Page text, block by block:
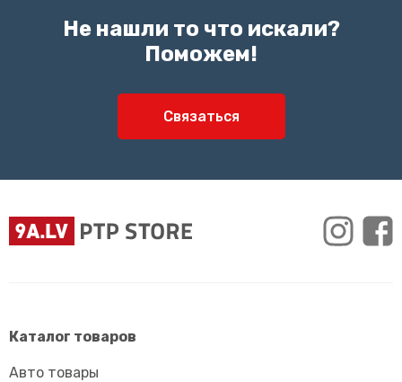
Не нашли то что искали?
Поможем!
Связаться
Каталог товаров
Авто товары